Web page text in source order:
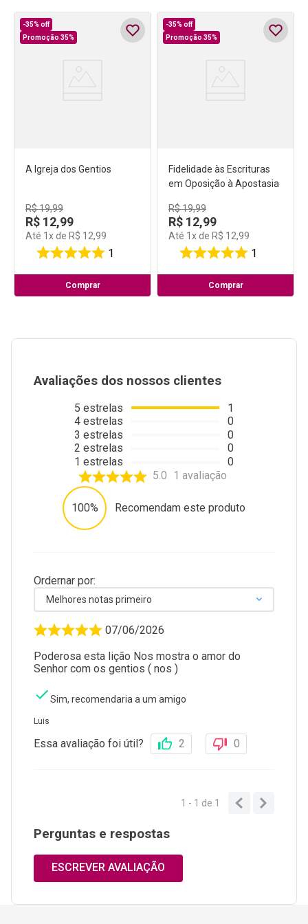
-35% off
Promoção 35%
A Igreja dos Gentios
R$19,99
R$ 12,99
Até 1 x de R$ 12,99
1
Comprar
-35% off
Promoção 35%
Fidelidade às Escrituras
em Oposição à Apostasia
R$19,99
R$ 12,99
Até 1 x de R$ 12,99
1
Comprar
Avaliações dos nossos clientes
5 estrelas
4 estrelas
3 estrelas
2 estrelas
1 estrelas
1
0
0
0
0
5.0 1 avaliação
100% Recomendam este produto
Ordernar por:
Melhores notas primeiro
07/06/2026
Poderosa esta lição Nos mostra o amor do
Senhor com os gentios ( nos )
Sim, recomendaria a um amigo
Luis
Essa avaliação foi útil? 2 0
1 - 1 de 1
Perguntas e respostas
ESCREVER AVALIAÇÃO